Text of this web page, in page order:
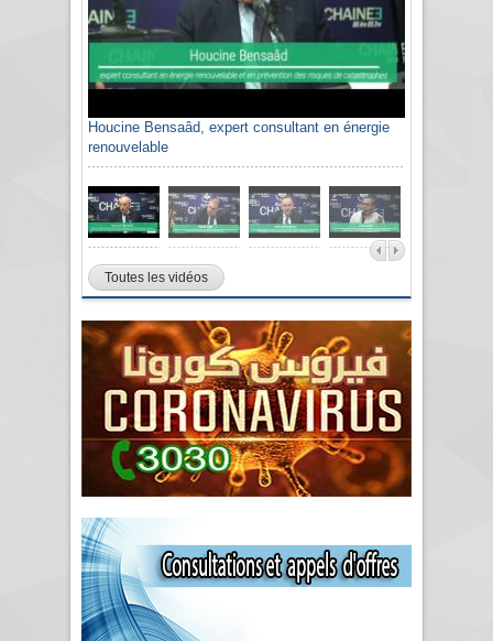
Houcine Bensaâd, expert consultant en énergie
renouvelable
Toutes les vidéos